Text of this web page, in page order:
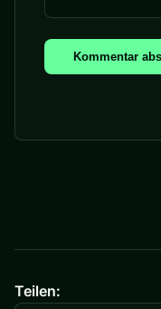
Kommentar
Teilen: